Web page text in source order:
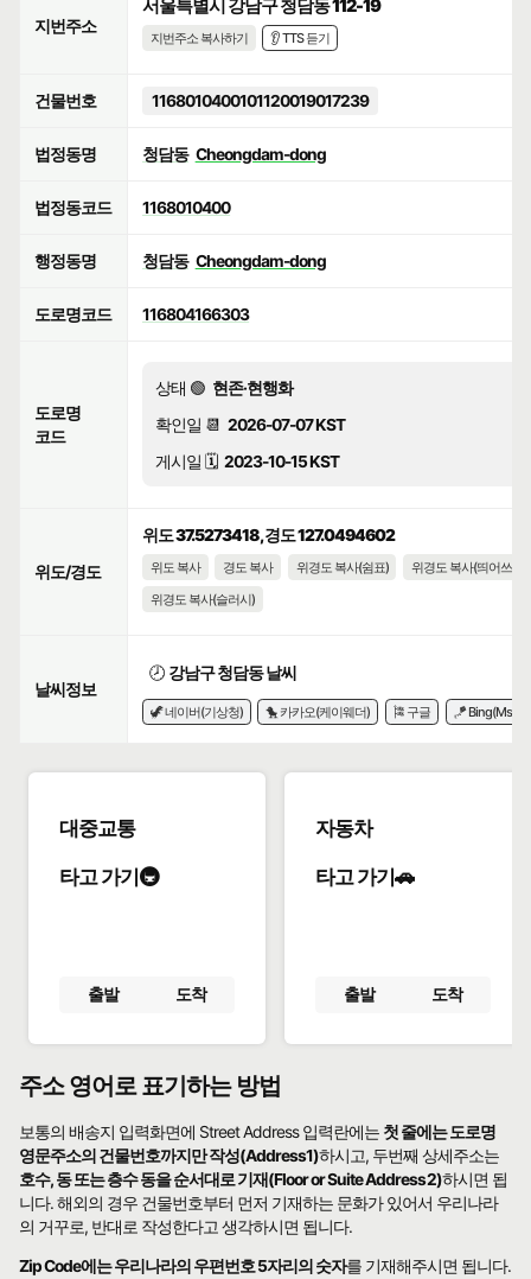
지번주소
서울특별시 강남구 청담동 112-19
지번주소 복사하기 👂 TTS 듣기
건물번호 1168010400101120019017239
법정동명 청담동 Cheongdam-dong
법정동코드 1168010400
행정동명 청담동 Cheongdam-dong
도로명코드 116804166303
도로명
코드
상태 🟢 현존·현행화
확인일 📆 2026-07-07 KST
게시일 🗓️ 2023-10-15 KST
위도/경도
위도 37.5273418, 경도 127.0494602
위도 복사 경도 복사 위경도 복사(쉼표)
위경도 복사(띄어쓰기)
위경도 복사(슬러시)
날씨정보
🕗 강남구 청담동 날씨
🦖 네이버(기상청) 🐤 카카오(케이웨더) 🎏 구글 🪁 Bing(Msn)
대중교통
타고 가기🚇
출발 도착
자동차
타고 가기🚗
출발 도착
주소 영어로 표기하는 방법
보통의 배송지 입력화면에 Street Address 입력란에는 첫 줄에는 도로명
영문주소의 건물번호까지만 작성(Address1)하시고, 두번째 상세주소는
호수, 동 또는 층수 동을 순서대로 기재(Floor or Suite Address2)하시면 됩
니다. 해외의 경우 건물번호부터 먼저 기재하는 문화가 있어서 우리나라
의 거꾸로, 반대로 작성한다고 생각하시면 됩니다.
Zip Code에는 우리나라의 우편번호 5자리의 숫자를 기재해주시면 됩니다.